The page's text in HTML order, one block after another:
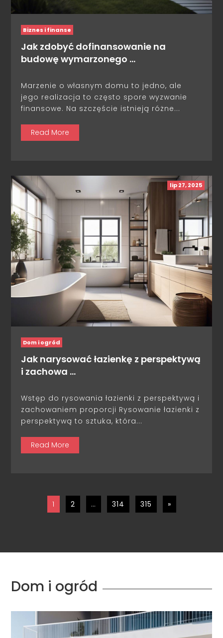
Biznes i finanse
Jak zdobyć dofinansowanie na
budowę wymarzonego …
Marzenie o własnym domu to jedno, ale
jego realizacja to często spore wyzwanie
finansowe. Na szczęście istnieją różne...
Read More
lip 27, 2025
Dom i ogród
Jak narysować łazienkę z perspektywą
i zachowa …
Wstęp do rysowania łazienki z perspektywą i
zachowaniem proporcji Rysowanie łazienki z
perspektywą to sztuka, która...
Read More
1 2 … 314 315 »
Dom i ogród